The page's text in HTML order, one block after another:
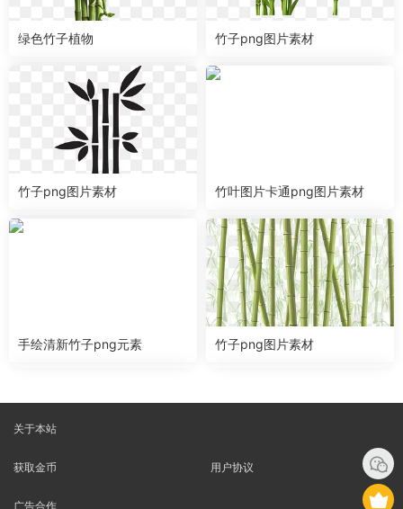
绿色竹子植物 竹子png图片素材
竹子png图片素材 竹叶图片卡通png图片素材
手绘清新竹子png元素 竹子png图片素材
关于本站
获取金币 用户协议
广告合作